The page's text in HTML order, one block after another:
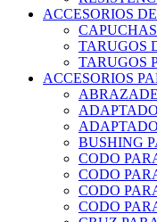
ACCESORIOS
CAPUCHAS
TARUGOS
TARUGOS
ACCESORIOS
BUSHING
CODO
CODO
CODO
CODO